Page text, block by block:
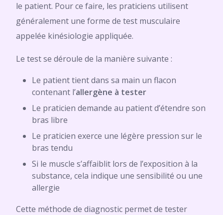
le patient. Pour ce faire, les praticiens utilisent
généralement une forme de test musculaire
appelée kinésiologie appliquée.
Le test se déroule de la manière suivante :
Le patient tient dans sa main un flacon
contenant l’allergène à tester
Le praticien demande au patient d’étendre son
bras libre
Le praticien exerce une légère pression sur le
bras tendu
Si le muscle s’affaiblit lors de l’exposition à la
substance, cela indique une sensibilité ou une
allergie
Cette méthode de diagnostic permet de tester